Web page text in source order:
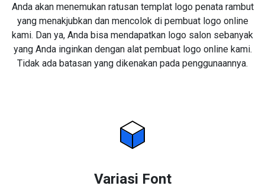
Anda akan menemukan ratusan templat logo penata rambut
yang menakjubkan dan mencolok di pembuat logo online
kami. Dan ya, Anda bisa mendapatkan logo salon sebanyak
yang Anda inginkan dengan alat pembuat logo online kami.
Tidak ada batasan yang dikenakan pada penggunaannya.
Variasi Font